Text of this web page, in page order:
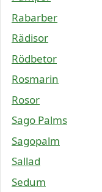
Rabarber
Rädisor
Rödbetor
Rosmarin
Rosor
Sago Palms
Sagopalm
Sallad
Sedum